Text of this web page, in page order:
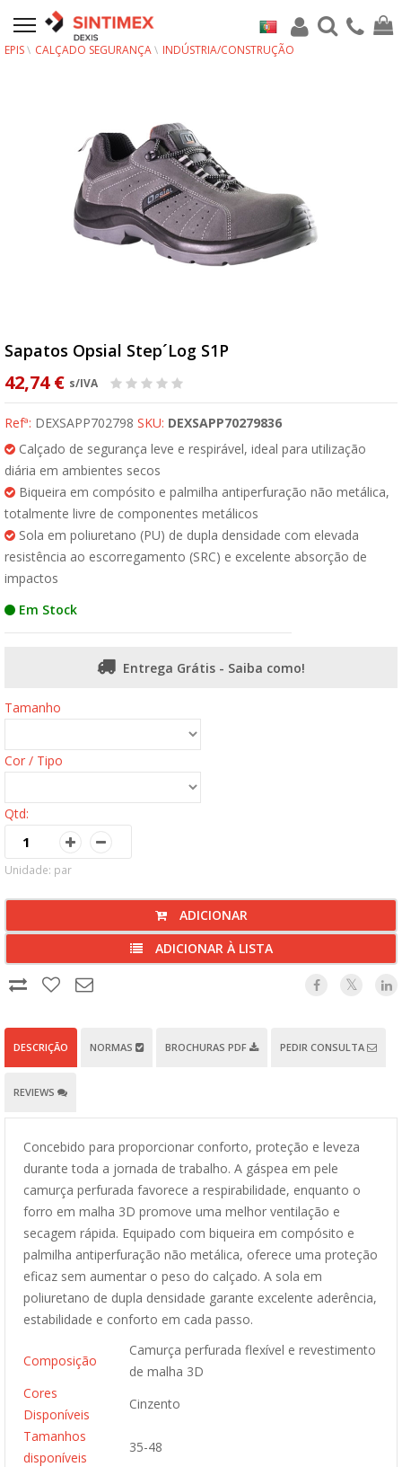
EPIS CALÇADO SEGURANÇA INDÚSTRIA/CONSTRUÇÃO
Sapatos Opsial Step´Log S1P
42,74 € s/IVA
Refª: DEXSAPP702798 SKU: DEXSAPP70279836
Calçado de segurança leve e respirável, ideal para utilização
diária em ambientes secos
Biqueira em compósito e palmilha antiperfuração não metálica,
totalmente livre de componentes metálicos
Sola em poliuretano (PU) de dupla densidade com elevada
resistência ao escorregamento (SRC) e excelente absorção de
impactos
Em Stock
Entrega Grátis - Saiba como!
Tamanho
Cor / Tipo
Qtd:
Unidade: par
ADICIONAR
ADICIONAR À LISTA
DESCRIÇÃO NORMAS BROCHURAS PDF PEDIR CONSULTA
REVIEWS
Concebido para proporcionar conforto, proteção e leveza
durante toda a jornada de trabalho. A gáspea em pele
camurça perfurada favorece a respirabilidade, enquanto o
forro em malha 3D promove uma melhor ventilação e
secagem rápida. Equipado com biqueira em compósito e
palmilha antiperfuração não metálica, oferece uma proteção
eficaz sem aumentar o peso do calçado. A sola em
poliuretano de dupla densidade garante excelente aderência,
estabilidade e conforto em cada passo.
Composição
Camurça perfurada flexível e revestimento
de malha 3D
Cores
Disponíveis
Cinzento
Tamanhos
disponíveis
35-48